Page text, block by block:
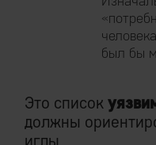
был бы
Это список
должны
иглы.